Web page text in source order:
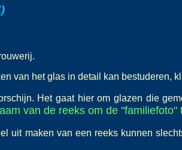
)
van het glas in detail kan bestuderen,
Het gaat hier om glazen die
van de reeks om de "familiefoto"
uit maken van een reeks kunnen